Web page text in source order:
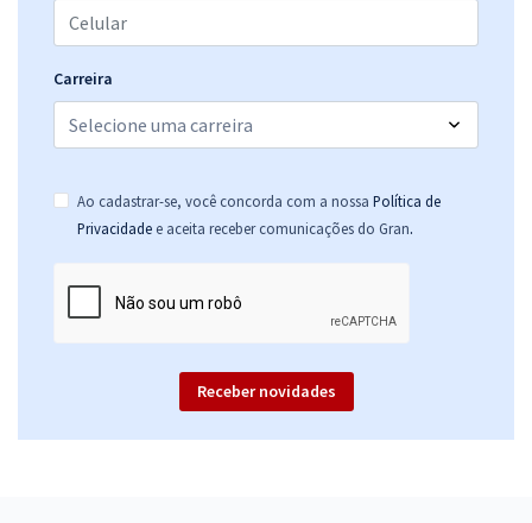
Carreira
Ao cadastrar-se, você concorda com a nossa Política de
Privacidade e aceita receber comunicações do Gran.
Receber novidades